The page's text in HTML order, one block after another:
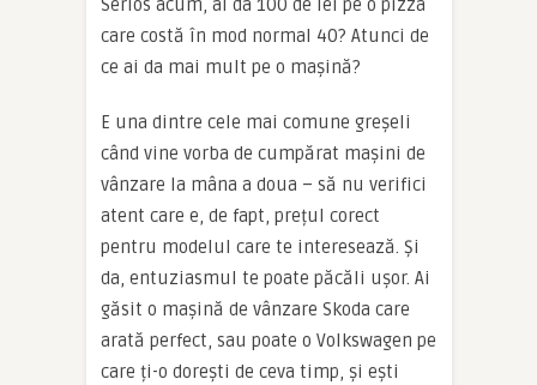
Serios acum, ai da 100 de lei pe o pizza
care costă în mod normal 40? Atunci de
ce ai da mai mult pe o mașină?
E una dintre cele mai comune greșeli
când vine vorba de cumpărat mașini de
vânzare la mâna a doua – să nu verifici
atent care e, de fapt, prețul corect
pentru modelul care te interesează. Și
da, entuziasmul te poate păcăli ușor. Ai
găsit o mașină de vânzare Skoda care
arată perfect, sau poate o Volkswagen pe
care ți-o dorești de ceva timp, și ești